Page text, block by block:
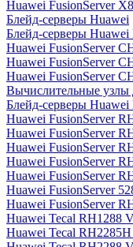
Huawei FusionServer
Блейд-серверы Huawei
Блейд-серверы Huawei
Huawei FusionServer
Huawei FusionServer
Huawei FusionServer
Вычислительные узлы
Блейд-серверы Huawei
Huawei FusionServer
Huawei FusionServer
Huawei FusionServer
Huawei FusionServer
Huawei FusionServer
Huawei FusionServer
Huawei FusionServer
Huawei Tecal RH1288
Huawei Tecal